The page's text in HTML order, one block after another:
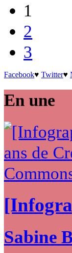
1
2
3
Facebook♥ Twitter♥
En une
Sabine